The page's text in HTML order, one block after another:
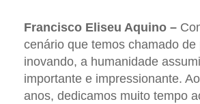
Francisco Eliseu Aquino –
cenário que temos chamado
inovando, a humanidade
importante e impressionante.
anos, dedicamos muito tempo